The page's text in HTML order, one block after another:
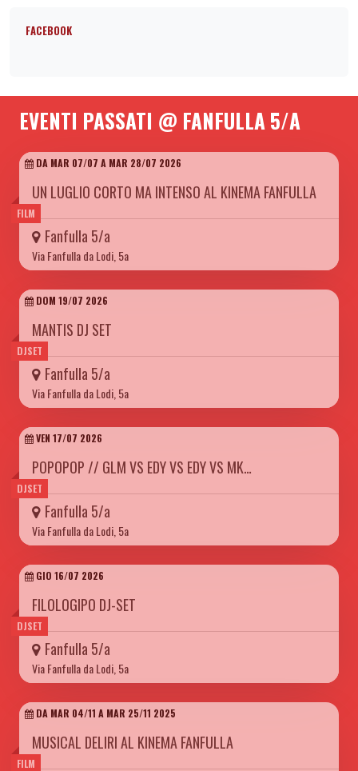
FACEBOOK
EVENTI PASSATI @ FANFULLA 5/A
FILM
DA MAR 07/07 A MAR 28/07 2026
UN LUGLIO CORTO MA INTENSO AL KINEMA FANFULLA
Fanfulla 5/a
Via Fanfulla da Lodi, 5a
DJSET
DOM 19/07 2026
MANTIS DJ SET
Fanfulla 5/a
Via Fanfulla da Lodi, 5a
DJSET
VEN 17/07 2026
POPOPOP // GLM VS EDY VS EDY VS MK…
Fanfulla 5/a
Via Fanfulla da Lodi, 5a
DJSET
GIO 16/07 2026
FILOLOGIPO DJ-SET
Fanfulla 5/a
Via Fanfulla da Lodi, 5a
FILM
DA MAR 04/11 A MAR 25/11 2025
MUSICAL DELIRI AL KINEMA FANFULLA